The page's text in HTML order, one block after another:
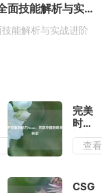
LOL蜘蛛女皇伊莉丝，全面技能解析与实战进阶技巧
能解析与实战进阶
完美
时空
新游
助力
中国
查看
CSGO